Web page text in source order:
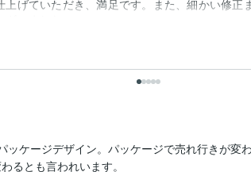
上げていただき、満足です。また、細かい修正
いました。
ケージデザイン。パッケージで売れ行きが変わ
るとも言われいます。